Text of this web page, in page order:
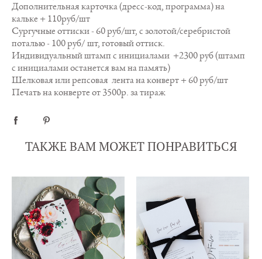
Дополнительная карточка (дресс-код, программа) на
кальке + 110руб/шт
Сургучные оттиски - 60 руб/шт, с золотой/серебристой
поталью - 100 руб/ шт, готовый оттиск.
Индивидуальный штамп с инициалами +2300 руб (штамп
с инициалами останется вам на память)
Шелковая или репсовая лента на конверт + 60 руб/шт
Печать на конверте от 3500р. за тираж
ТАКЖЕ ВАМ МОЖЕТ ПОНРАВИТЬСЯ